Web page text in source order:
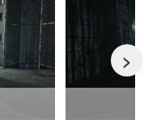
>